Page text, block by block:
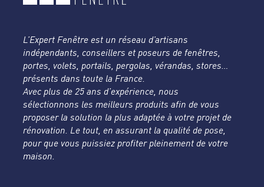
L’Expert Fenêtre est un réseau d’artisans
indépendants, conseillers et poseurs de fenêtres,
portes, volets, portails, pergolas, vérandas, stores…
présents dans toute la France.
Avec plus de 25 ans d’expérience, nous
sélectionnons les meilleurs produits afin de vous
proposer la solution la plus adaptée à votre projet de
rénovation. Le tout, en assurant la qualité de pose,
pour que vous puissiez profiter pleinement de votre
maison.